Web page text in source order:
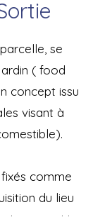
se
( food
concept issu
visant à
comme
du lieu